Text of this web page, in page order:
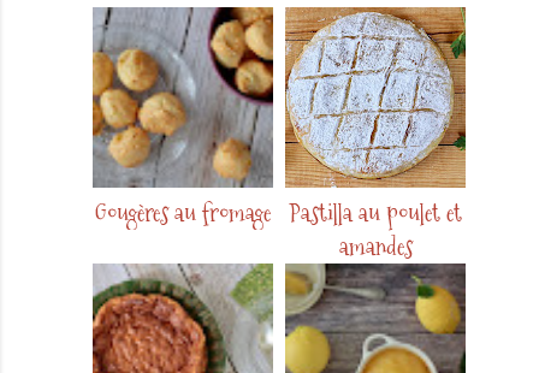
Gougères au fromage Pastilla au poulet et
amandes